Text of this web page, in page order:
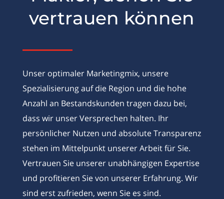
vertrauen können
Unser optimaler Marketingmix, unsere
Spezialisierung auf die Region und die hohe
Anzahl an Bestandskunden tragen dazu bei,
dass wir unser Versprechen halten. Ihr
persönlicher Nutzen und absolute Transparenz
stehen im Mittelpunkt unserer Arbeit für Sie.
Vertrauen Sie unserer unabhängigen Expertise
und profitieren Sie von unserer Erfahrung. Wir
sind erst zufrieden, wenn Sie es sind.